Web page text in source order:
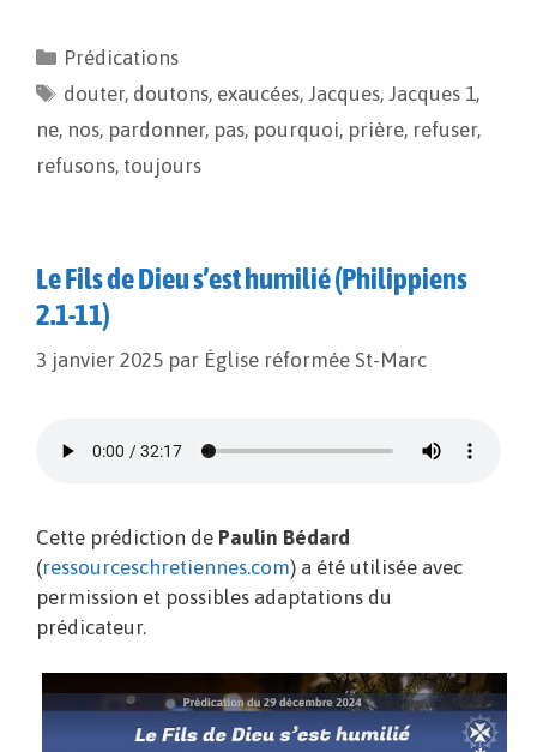
b
o
l
L
i
n
a
g
Prédications
douter, doutons, exaucées, Jacques, Jacques 1,
ne, nos, pardonner, pas, pourquoi, prière, refuser,
refusons, toujours
Le Fils de Dieu s’est humilié (Philippiens
2.1-11)
3 janvier 2025 par Église réformée St-Marc
Cette prédiction de Paulin Bédard
(ressourceschretiennes.com) a été utilisée avec
permission et possibles adaptations du
prédicateur.